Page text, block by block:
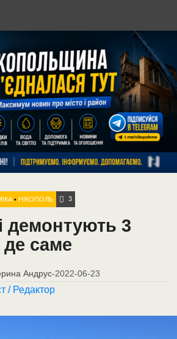
•НІКОПОЛЬ 3
демонтують 3
саме
Андрус-2022-06-23
/ Редактор